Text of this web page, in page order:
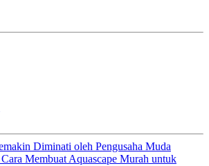
Diminati oleh Pengusaha Muda
Membuat Aquascape Murah untuk